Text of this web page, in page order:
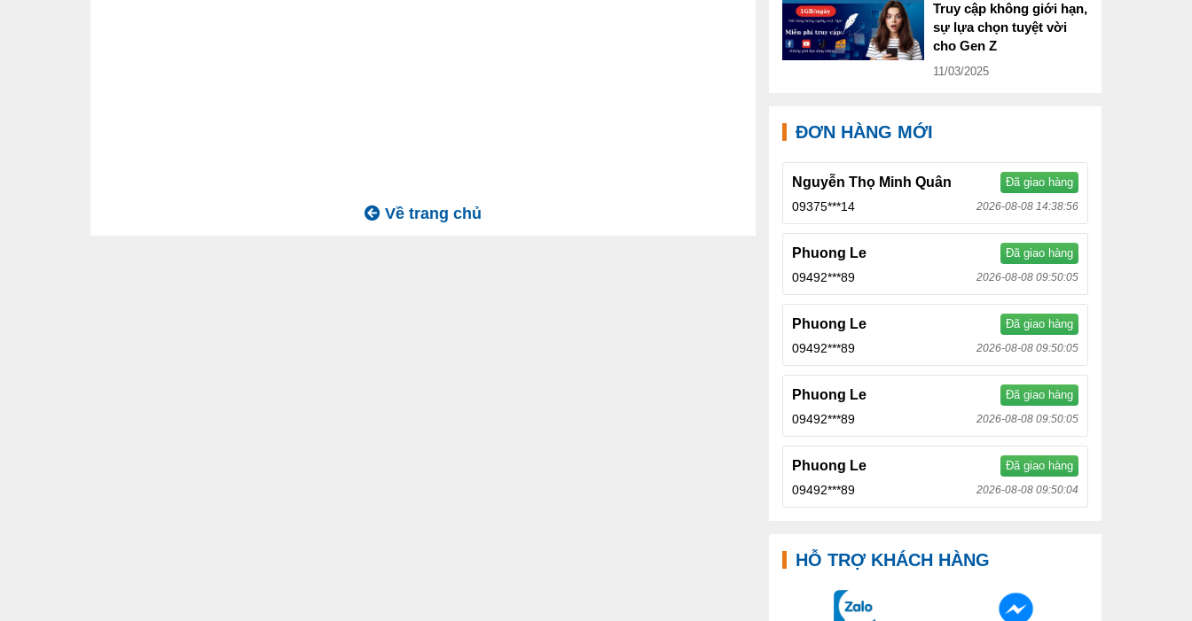
Về trang chủ
Truy cập không giới hạn,
sự lựa chọn tuyệt vời
cho Gen Z
11/03/2025
ĐƠN HÀNG MỚI
Nguyễn Thọ Minh Quân Đã giao hàng
09375***14 2026-08-08 14:38:56
Phuong Le Đã giao hàng
09492***89 2026-08-08 09:50:05
Phuong Le Đã giao hàng
09492***89 2026-08-08 09:50:05
Phuong Le Đã giao hàng
09492***89 2026-08-08 09:50:05
Phuong Le Đã giao hàng
09492***89 2026-08-08 09:50:04
HỖ TRỢ KHÁCH HÀNG